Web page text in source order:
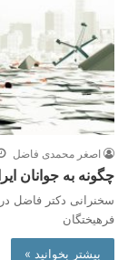
اصغر محمدی فاضل
چگونه به جوانان
سخنرانی دکتر فاضل
فرهیختگان
بیشتر بخوانید »